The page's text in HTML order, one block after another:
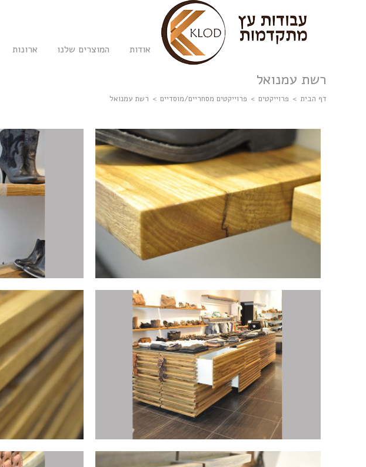
אודות המוצרים שלנו ארונות
רשת עמנואל
דף הבית > פרוייקטים > פרוייקטים מסחריים/מוסדיים > רשת עמנואל